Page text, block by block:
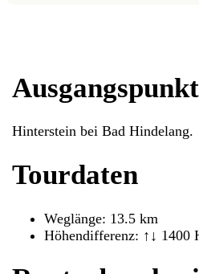
Ausgangspunkt
Hinterstein bei Bad Hindelang.
Tourdaten
Weglänge: 13.5 km
Höhendifferenz: ↑↓ 1400